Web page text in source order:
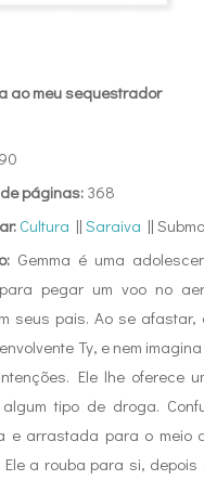
ao meu sequestrador
páginas: 368
Cultura || Saraiva ||
Gemma é uma
pegar um voo no
seus pais. Ao se afastar,
Ty, e nem
Ele lhe oferece
tipo de droga.
e arrastada para o meio
a rouba para si,